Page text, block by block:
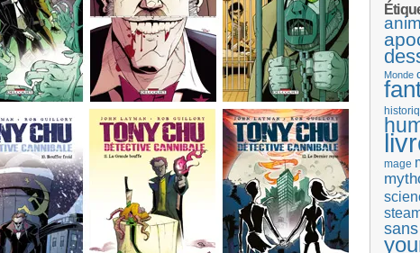
Monde
mage